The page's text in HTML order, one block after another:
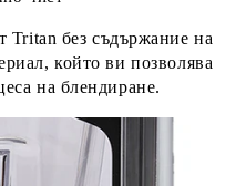
Tritan без съдържание на
който ви позволява
на блендиране.